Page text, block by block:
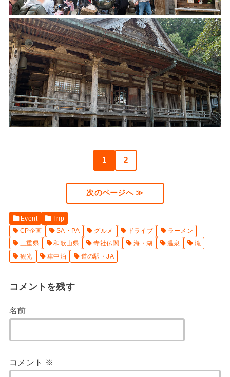
1 2
次のページへ ≫
Event
Trip
CP企画
SA・PA グルメ ドライブ
ラーメン
三重県
和歌山県 寺社仏閣 海・湖 温泉
滝
観光
車中泊 道の駅・JA
コメントを残す
名前
コメント ※